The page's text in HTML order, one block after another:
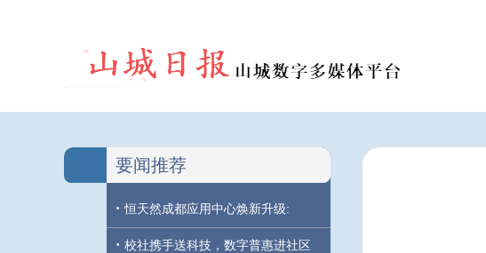
要闻推荐
· 恒天然成都应用中心焕新升级:
· 校社携手送科技，数字普惠进社区